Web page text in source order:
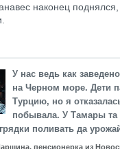
наконец
У нас ведь как
на Черном море. Дети
Турцию, но я
побывала. У Тамары та
поливать да
пенсионерка из